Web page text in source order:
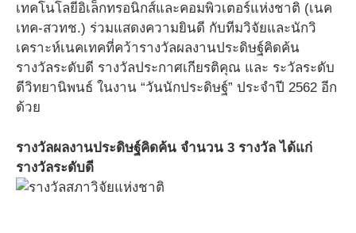
เทคโนโลยีอิเล็กทรอนิกส์และคอมพิวเตอร์แห่งชาติ (เนค
เทค-สวทช.) ร่วมแสดงความยินดี กับทีมวิจัยและนักวิ
เคราะห์เนคเทคที่คว้ารางวัลผลงานประดิษฐ์คิดค้น
รางวัลระดับดี รางวัลประกาศเกียรติคุณ และ ระวัลระดับ
ดีวิทยานิพนธ์ ในงาน “วันนักประดิษฐ์” ประจำปี 2562 อีก
ด้วย
รางวัลผลงานประดิษฐ์คิดค้น จำนวน 3 รางวัล ได้แก่
รางวัลระดับดี